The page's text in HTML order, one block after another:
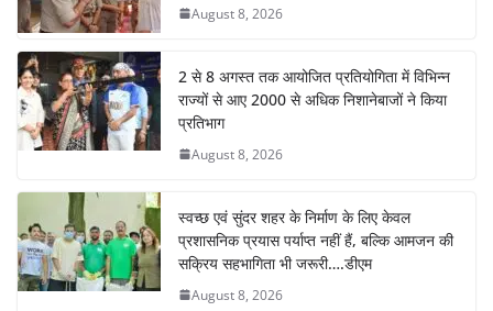
August 8, 2026
2 से 8 अगस्त तक आयोजित प्रतियोगिता में विभिन्न
राज्यों से आए 2000 से अधिक निशानेबाजों ने किया
प्रतिभाग
August 8, 2026
स्वच्छ एवं सुंदर शहर के निर्माण के लिए केवल
प्रशासनिक प्रयास पर्याप्त नहीं हैं, बल्कि आमजन की
सक्रिय सहभागिता भी जरूरी….डीएम
August 8, 2026